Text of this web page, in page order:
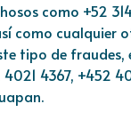
como +52
como cualquier
tipo de fraudes,
4367, +452